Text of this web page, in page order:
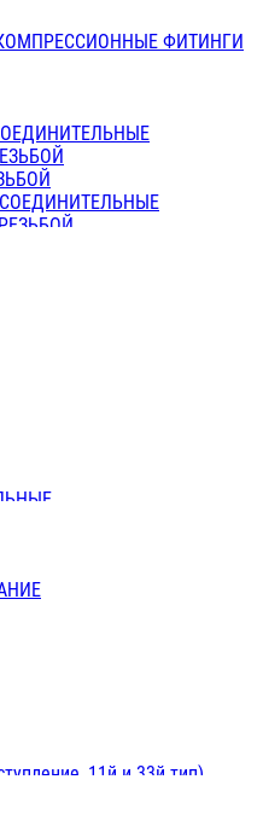
ФИТИНГИ
СОЕДИНИТЕЛЬНЫЕ
РЕЗЬБОЙ
11й и 33й тип)